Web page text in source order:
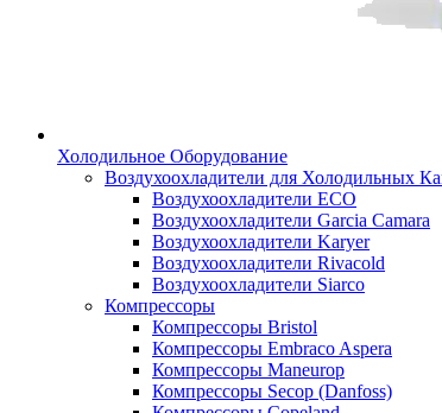
Холодильное Оборудование
Воздухоохладители для Холодильных
Воздухоохладители ECO
Воздухоохладители Garcia Camara
Воздухоохладители Karyer
Воздухоохладители Rivacold
Воздухоохладители Siarco
Компрессоры
Компрессоры Bristol
Компрессоры Embraco Aspera
Компрессоры Maneurop
Компрессоры Secop (Danfoss)